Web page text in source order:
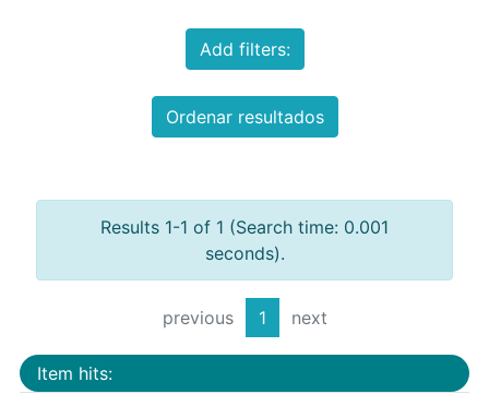
Add filters:
Ordenar resultados
Results 1-1 of 1 (Search time: 0.001
seconds).
previous 1 next
Item hits: